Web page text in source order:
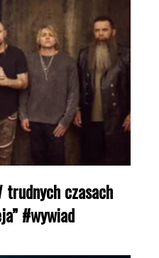
trudnych czasach
#wywiad